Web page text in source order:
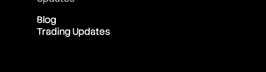
Blog
Trading Updates